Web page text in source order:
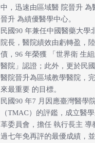
中，迅速由區域醫 院晉升 為
晉升 為績優醫學中心。
民國90 年兼任中國醫藥大學
院長，醫院績效由虧轉盈，
債，96 年榮獲 「世界衛 生
醫院」認證；此外，更於民
醫院晉升為區域教學醫院，
來最重要 的目標。
民國90 年7 月因應臺灣醫學
（TMAC）的評鑑，成立醫
革委員會，擔任 執行長主 導
過七年免再評的最優成績，